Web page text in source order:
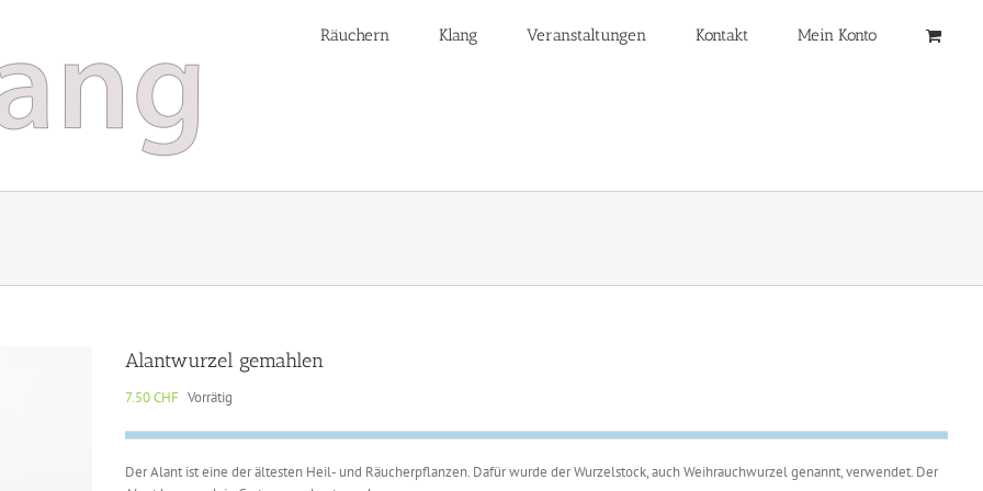
Räuchern Klang Veranstaltungen Kontakt Mein Konto
Alantwurzel gemahlen
7.50CHF Vorrätig
Der Alant ist eine der ältesten Heil- und Räucherpflanzen. Dafür wurde der Wurzelstock, auch Weihrauchwurzel genannt, verwendet. Der